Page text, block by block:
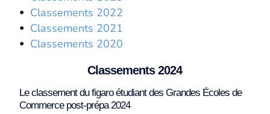
Classements 2022
Classements 2021
Classements 2020
Classements 2024
Le classement du figaro étudiant des Grandes Écoles de
Commerce post-prépa 2024